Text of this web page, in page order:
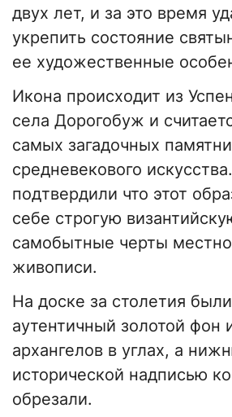
двух лет, и за это время
укрепить состояние
ее художественные
Икона происходит из
села Дорогобуж и
самых загадочных
средневекового
подтвердили что этот
себе строгую
самобытные черты
живописи.
На доске за столетия
аутентичный золотой фон
архангелов в углах, а
исторической надписью
обрезали.